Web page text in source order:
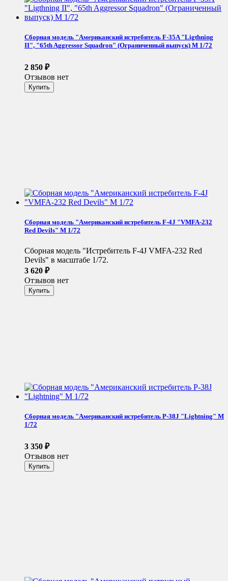
Сборная модель "Американский истребитель F-35A "Ligthning
II", "65th Aggressor Squadron" (Ограниченный выпуск) М 1/72
2 850 ₽
Отзывов нет
Сборная модель "Американский истребитель F-4J "VMFA-232
Red Devils" М 1/72
Сборная модель "Истребитель F-4J VMFA-232 Red
Devils" в масштабе 1/72.
3 620 ₽
Отзывов нет
Сборная модель "Американский истребитель P-38J "Lightning" М
1/72
3 350 ₽
Отзывов нет